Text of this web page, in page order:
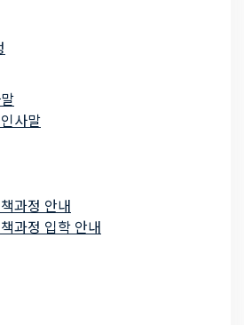
사말
과정 안내
과정 입학 안내